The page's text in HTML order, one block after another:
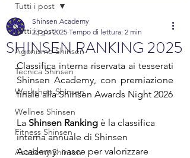
Tutti i post
Agonismo Shinsen
Tecnica Shinsen
Workshop Shinsen
Wellnes Shinsen
Fitness Shinsen
Academy Shinsen
Tutti i post
SHINSEN RANKING 2025
Shinsen Academy
23 giu 2025 Tempo di lettura: 2 min
Classifica interna riservata ai tesserati
Shinsen Academy, con premiazione
finale alla Shinsen Awards Night 2026
La Shinsen Ranking è la classifica
interna annuale di Shinsen
Academy: nasce per valorizzare